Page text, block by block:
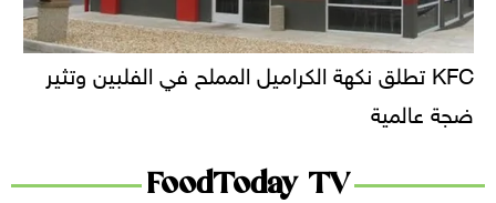
KFC تطلق نكهة الكراميل المملح في الفلبين وتثير
ضجة عالمية
FoodToday TV